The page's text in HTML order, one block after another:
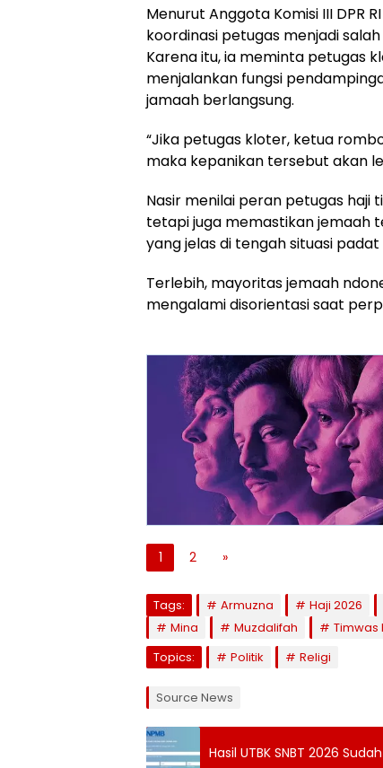
Menurut Anggota Komisi III DPR
koordinasi petugas menjadi
Karena itu, ia meminta petugas
menjalankan fungsi
jamaah berlangsung.
“Jika petugas kloter, ketua
maka kepanikan tersebut akan
Nasir menilai peran petugas
tetapi juga memastikan jemaah
yang jelas di tengah situasi
Terlebih, mayoritas jemaah
mengalami disorientasi saat
1 2 »
Tags: Armuzna Haji 2026
Mina
Muzdalifah
Timwas
Topics:
Politik Religi
Source News
Hasil UTBK SNBT 2026